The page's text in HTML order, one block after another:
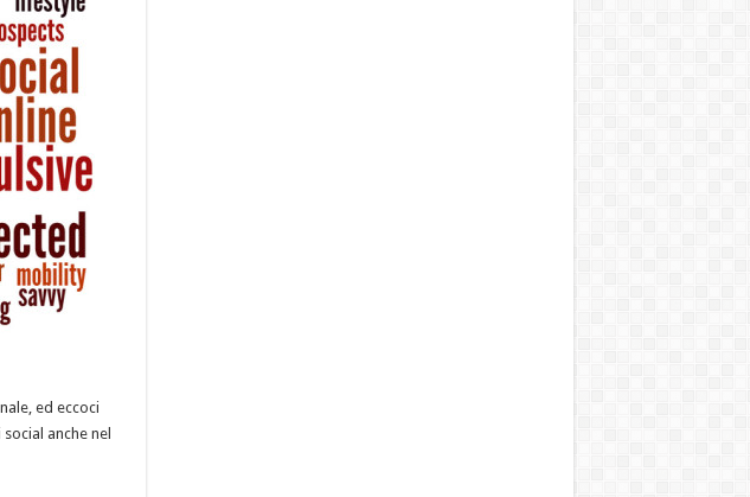
ed eccoci
anche nel